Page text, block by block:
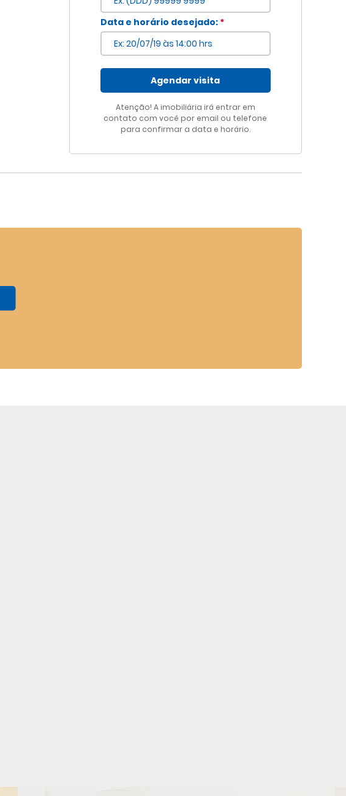
Data e horário desejado: *
Agendar visita
Atenção! A imobiliária irá entrar em
contato com você por email ou telefone
para confirmar a data e horário.
Voltar